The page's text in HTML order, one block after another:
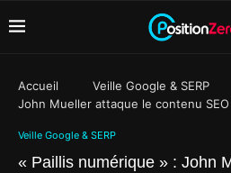
Accueil Veille Google & SERP
John Mueller attaque le contenu SEO
Veille Google & SERP
« Paillis numérique » : John